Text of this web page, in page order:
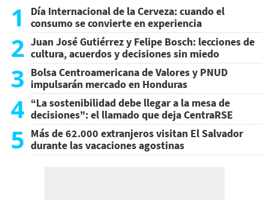
1
Día Internacional de la Cerveza: cuando el
consumo se convierte en experiencia
2 Juan José Gutiérrez y Felipe Bosch: lecciones de
cultura, acuerdos y decisiones sin miedo
3 Bolsa Centroamericana de Valores y PNUD
impulsarán mercado en Honduras
4 “La sostenibilidad debe llegar a la mesa de
decisiones”: el llamado que deja CentraRSE
5 Más de 62.000 extranjeros visitan El Salvador
durante las vacaciones agostinas